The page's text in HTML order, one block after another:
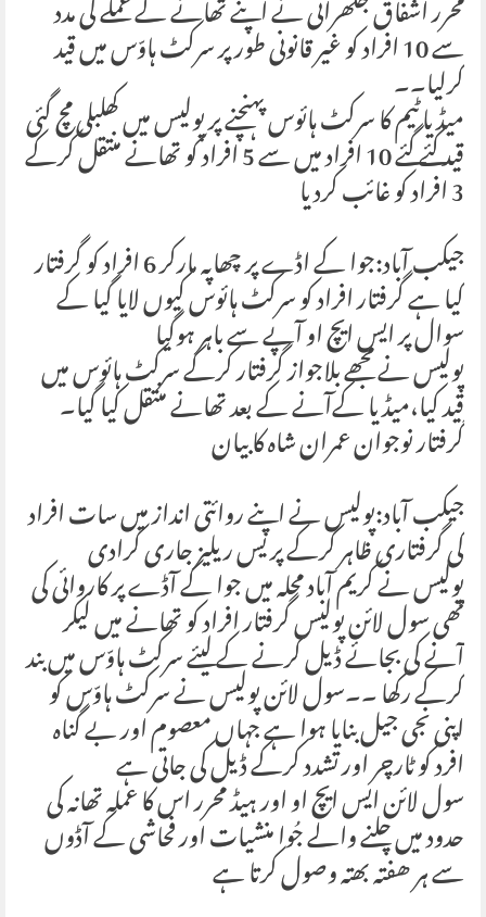
محرر اشفاق جکھرانی نے اپنے تھانے کے عملے کی مدد
سے 10 افراد کو غیر قانونی طور پر سرکٹ ہاوّس میں قیدکرلیا۔۔
میڈیا ٹیم کا سرکٹ ہائوس پہنچنے پر پولیس میں کھلبلی مچ گئی
قید کئے گئے 10 افراد میں سے 5 افراد کو تھانے منتقل کرکے
3 افراد کو غائب کردیا
جیکب آباد:جوا کے اڈے پر چھاپہ مارکر 6 افراد کو گرفتار
کیا ہے گرفتار افراد کو سرکٹ ہائوس کیوں لایا گیا کے
سوال پر ایس ایچ او آپے سے باہر ہوگیا
پولیس نے مجھے بلاجواز گرفتار کرکے سرکٹ ہائوس میں
قید کیا،میڈیا کےآنے کے بعد تھانے منتقل کیا گیا۔
گرفتار نوجوان عمران شاہ کا بیان
جیکب آباد:پولیس نے اپنے روائتی انداز میں سات افراد
کی گرفتاری ظاہر کرکے پریس ریلیز جاری کرادی
پولیس نے کریم آباد محلہ میں جوا کے آڈے پر کاروائی کی
تھی سول لائن پولیس گرفتار افراد کو تھانے میں لیکر
آنے کی بجائے ڈیل کرنے کے لیئے سرکٹ ہاوّس میں بند
کرکے رکھا ۔۔سول لائن پولیس نے سرکٹ ہاوّس کو
اپنی نجی جیل بنایا ہوا ہے جہاں معصوم اور بے گناہ
افرد کو ٹارچر اور تشدد کرکے ڈیل کی جاتی ہے
سول لائن ایس ایچ او اور ہیڈ محرر اس کا عملہ تھانہ کی
حدود میں چلنے والے جُوا منشیات اور فحاشی کے آڈوں
سے ہر ھفتہ بھتہ وصول کرتا ہے